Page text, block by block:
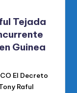
Tejada
Guinea
El Decreto
Raful